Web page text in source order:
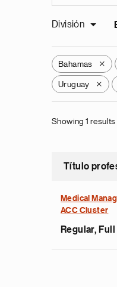
División
Bahamas X
Uruguay X
Showing 1 results
Título
Medical
ACC Cluster
Regular,